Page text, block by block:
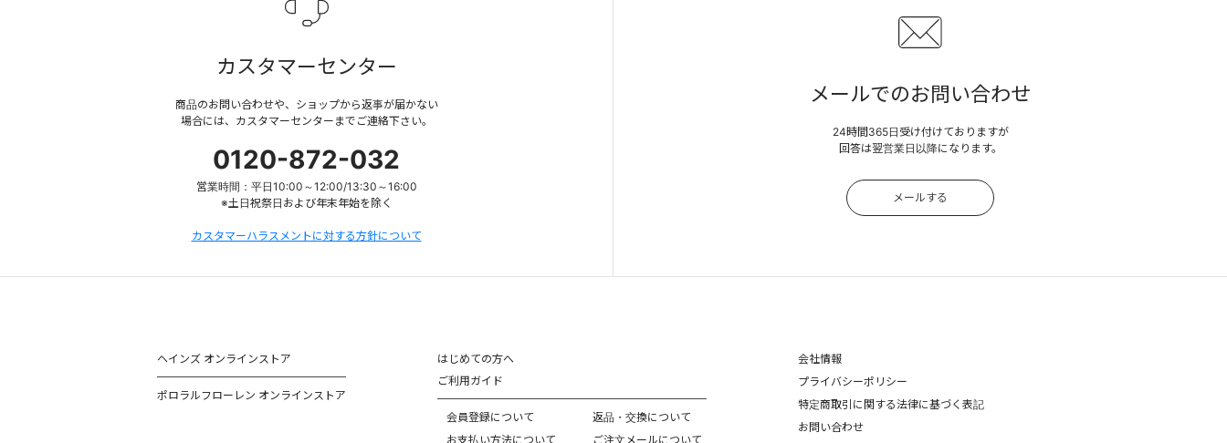
カスタマーセンター
商品のお問い合わせや、ショップから返事が届かない
場合には、カスタマーセンターまでご連絡下さい。
0120-872-032
営業時間：平日10:00～12:00/13:30～16:00
※土日祝祭日および年末年始を除く
カスタマーハラスメントに対する方針について
メールでのお問い合わせ
24時間365日受け付けておりますが
回答は翌営業日以降になります。
メールする
ヘインズ オンラインストア
ポロラルフローレン オンラインストア
はじめての方へ
ご利用ガイド
会員登録について
お支払い方法について
返品・交換について
ご注文メールについて
会社情報
プライバシーポリシー
特定商取引に関する法律に基づく表記
お問い合わせ